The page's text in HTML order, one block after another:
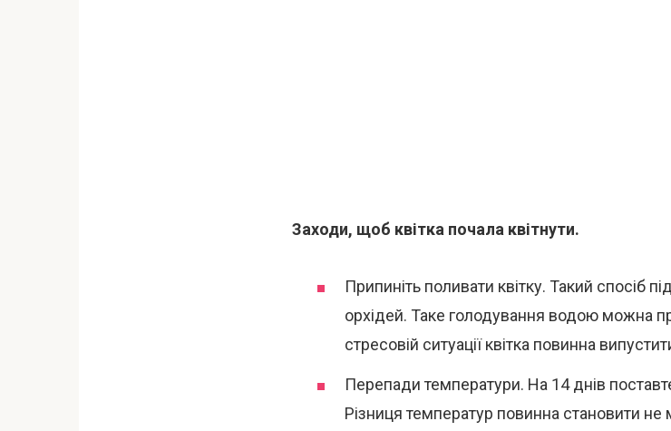
Заходи, щоб квітка почала квітнути.
Припиніть поливати квітку. Такий спосіб
орхідей. Таке голодування водою можна
стресовій ситуації квітка повинна
Перепади температури. На 14 днів
Різниця температур повинна становити не